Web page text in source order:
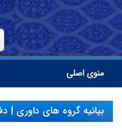
منوی اصلی
بیانیه گروه های داوری |